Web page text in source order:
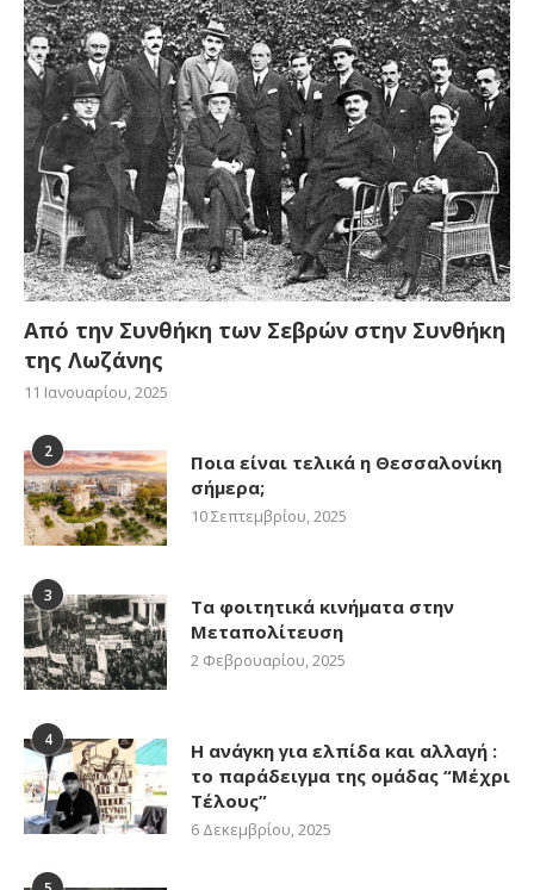
Από την Συνθήκη των Σεβρών στην Συνθήκη
της Λωζάνης
11 Ιανουαρίου, 2025
2
Ποια είναι τελικά η Θεσσαλονίκη
σήμερα;
10 Σεπτεμβρίου, 2025
3
Τα φοιτητικά κινήματα στην
Μεταπολίτευση
2 Φεβρουαρίου, 2025
4
Η ανάγκη για ελπίδα και αλλαγή :
το παράδειγμα της ομάδας “Μέχρι
Τέλους”
6 Δεκεμβρίου, 2025